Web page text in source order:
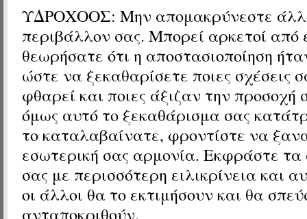
ΥΔΡΟΧΟΟΣ: Μην απομακρύνεστε
περιβάλλον σας. Μπορεί αρκετοί από
θεωρήσατε ότι η αποστασιοποίηση
ώστε να ξεκαθαρίσετε ποιες σχέσεις
φθαρεί και ποιες άξιζαν την προσοχή
όμως αυτό το ξεκαθάρισμα σας
το καταλαβαίνατε, φροντίστε να
εσωτερική σας αρμονία. Εκφράστε
σας με περισσότερη ειλικρίνεια και
οι άλλοι θα το εκτιμήσουν και θα
ανταποκριθούν.